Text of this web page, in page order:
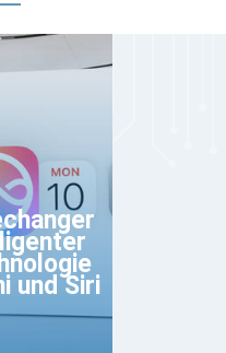
und Siri